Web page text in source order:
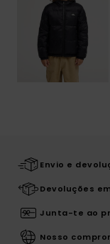
Envio e
Devoluções
Junta-te ao
Nosso